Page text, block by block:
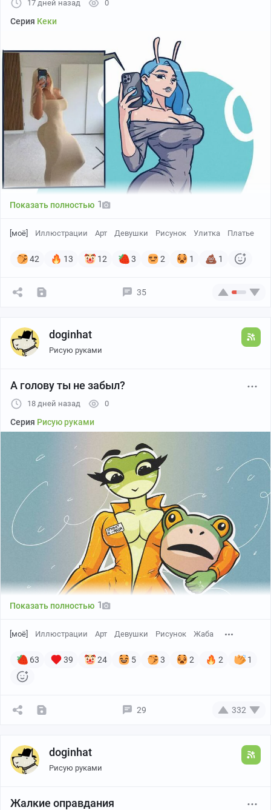
17 дней назад 0
Серия Кеки
Канал автора
Показать полностью 1
[моё] Иллюстрации Арт Девушки Рисунок Улитка Платье
42 13 12 3 2 1 1
35
doginhat
Рисую руками
А голову ты не забыл?
18 дней назад 0
Серия Рисую руками
Показать полностью 1
[моё] Иллюстрации Арт Девушки Рисунок Жаба
63 39 24 5 3 2 2 1
29 332
doginhat
Рисую руками
Жалкие оправдания